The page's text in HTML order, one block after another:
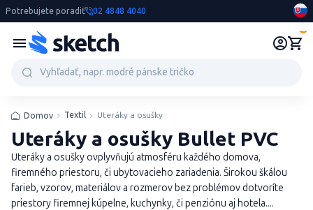
Potrebujete poradiť 02 4848 4040
Domov Textil Uteráky a osušky
Uteráky a osušky Bullet PVC
Uteráky a osušky ovplyvňujú atmosféru každého domova,
firemného priestoru, či ubytovacieho zariadenia. Širokou škálou
farieb, vzorov, materiálov a rozmerov bez problémov dotvoríte
priestory firemnej kúpelne, kuchynky, či penziónu aj hotela....